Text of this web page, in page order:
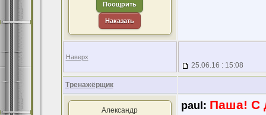
Поощрить
Наказать
Наверх
25.06.16 : 15:08
Тренажёрщик
Александр paul: Паша! С